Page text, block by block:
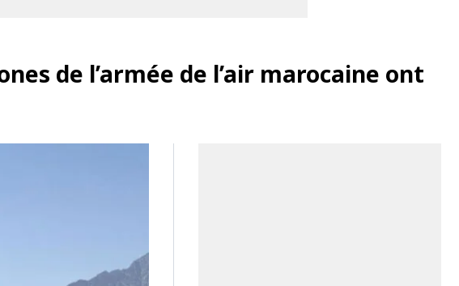
de l’armée de l’air marocaine ont